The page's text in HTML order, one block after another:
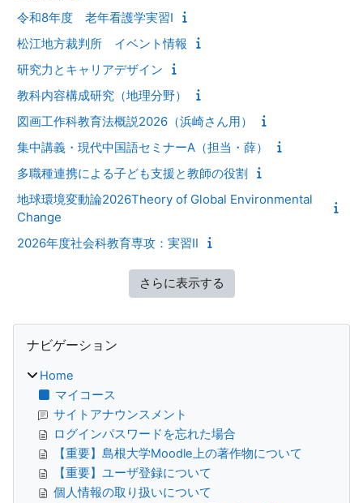
令和8年度 老年看護学実習Ⅰ
松江地方裁判所 イベント情報
研究力とキャリアデザイン
教科内容構成研究（地理分野）
図画工作科教育法概説2026（浜崎さん用）
集中講義・現代中国語セミナーA（担当・薛）
多職種連携による子ども支援と教師の役割
地球環境変動論2026Theory of Global Environmental
Change
2026年度社会科教育専攻：実習Ⅱ
さらに表示する
ブロック
ナビゲーション
Home
マイコース
サイトアナウンスメント
ログインパスワードを忘れた場合
【重要】島根大学Moodle上の著作物について
【重要】ユーザ登録について
個人情報の取り扱いについて